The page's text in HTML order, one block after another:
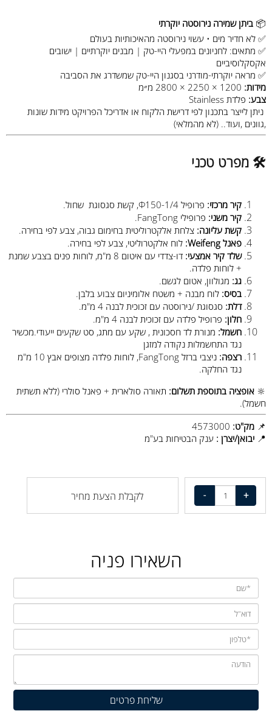
📦 ביתן שמירה נירוסטה יוקרתי
✅ לא חדיר מים • עשוי נירוסטה מהאיכותיות בעולם
✅ מתאים: לחניונים במפעלי היי-טק | מבנים יוקרתיים | ישובים
אקסקלוסיביים
✅ מראה יוקרתי-מודרני בסגנון היי-טק שמשדרג את הסביבה
מידות:
צבע: פלדת Stainless
ניתן לייצר בתכנון לפי דרישת הלקוח או אדריכל הפרויקט מידות שונות
,גוונים ,ועוד.. (לא מהמלאי)
🛠️ מפרט טכני
קיר מרכזי: פרופיל Φ150-1/4, קשת סגסוגת שחול.
קיר משני: פרופילי FangTong.
קשת עליונה: צלחת אלקטרוליטית בחימום גבוה, צבע לפי בחירה.
פאנל Weifeng:
לוח אלקטרוליטי, צבע לפי בחירה.
שלד קיר אמצעי:
דו-צדדי עם איטום 8 מ"מ, לוחות פנים בצבע שמנת
+ לוחות פלדה.
גג: מגולוון, אטום לגשם.
בסיס: לוח מבנה + משטח אלומיניום צבוע בלבן.
דלת: סגסוגת /נירוסטה עם זכוכית לבנה 4 מ"מ.
חלון: פרופיל פלדה עם זכוכית לבנה 4 מ"מ.
חשמל: מנורת לד חסכונית , שקע עם מתג, סט שקעים ייעודי.מכשיר
נגד התחשמלות נקודה למזגן
רצפה:
ניצבי ברזל FangTong, לוחות פלדה מצופים אבץ 10 מ"מ
נגד החלקה.
🔆 אופציה בתוספת תשלום: תאורה סולארית + פאנל סולרי (ללא תשתית
חשמל).
📌 מק"ט:
📍 יבואן/יצרן : ענק הבטיחות בע"מ
לקבלת הצעת מחיר
השאירו פניה